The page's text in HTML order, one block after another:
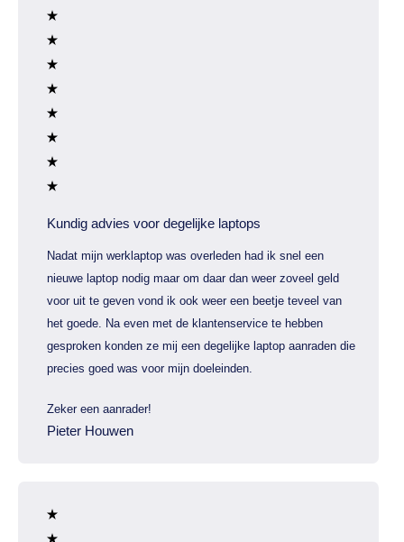
Kundig advies voor degelijke laptops
Nadat mijn werklaptop was overleden had ik snel een
nieuwe laptop nodig maar om daar dan weer zoveel geld
voor uit te geven vond ik ook weer een beetje teveel van
het goede. Na even met de klantenservice te hebben
gesproken konden ze mij een degelijke laptop aanraden die
precies goed was voor mijn doeleinden.
Zeker een aanrader!
Pieter Houwen